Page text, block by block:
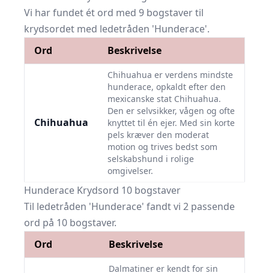
Vi har fundet ét ord med 9 bogstaver til
krydsordet med ledetråden 'Hunderace'.
Ord
Beskrivelse
Chihuahua
Chihuahua er verdens mindste
hunderace, opkaldt efter den
mexicanske stat Chihuahua.
Den er selvsikker, vågen og ofte
knyttet til én ejer. Med sin korte
pels kræver den moderat
motion og trives bedst som
selskabshund i rolige
omgivelser.
Hunderace Krydsord 10 bogstaver
Til ledetråden 'Hunderace' fandt vi 2 passende
ord på 10 bogstaver.
Ord
Beskrivelse
Dalmatiner er kendt for sin